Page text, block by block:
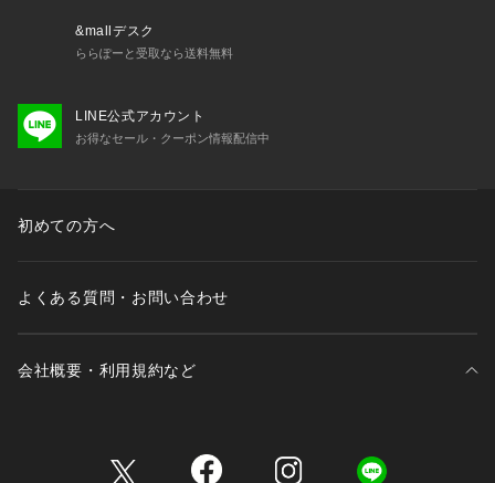
&mallデスク
ららぽーと受取なら送料無料
LINE公式アカウント
お得なセール・クーポン情報配信中
初めての方へ
よくある質問・お問い合わせ
会社概要・利用規約など